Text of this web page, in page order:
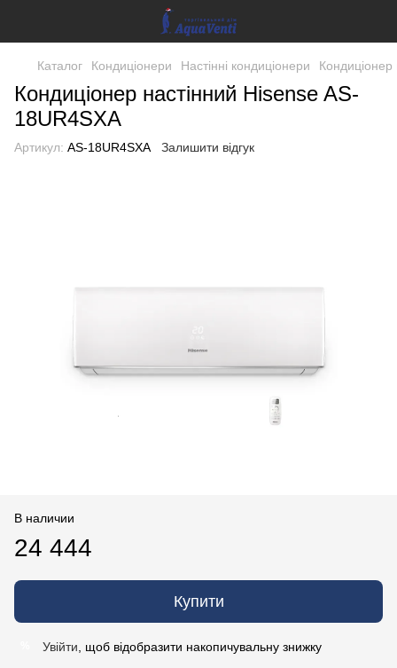
Каталог Кондиціонери Настінні кондиціонери Кондиціонер
Кондиціонер настінний Hisense AS-
18UR4SXA
Артикул: AS-18UR4SXA Залишити відгук
В наличии
24 444
Купити
Увійти , щоб відобразити накопичувальну знижку